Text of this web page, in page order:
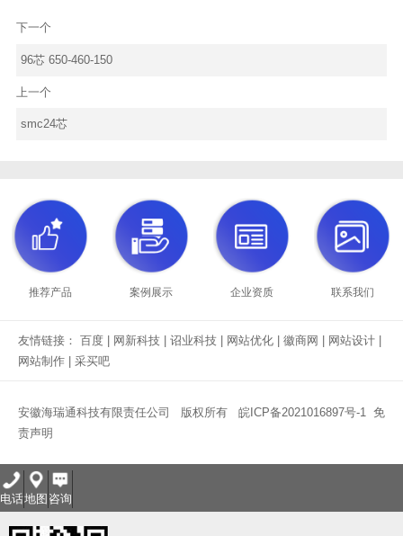
下一个
96芯 650-460-150
上一个
smc24芯
推荐产品 案例展示 企业资质 联系我们
友情链接： 百度 | 网新科技 | 诏业科技 | 网站优化 | 徽商网 | 网站设计 |
网站制作 | 采买吧
安徽海瑞通科技有限责任公司 版权所有 皖ICP备2021016897号-1
免
责声明
电话地图 咨询